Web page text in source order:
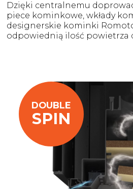
Dzięki centralnemu
piece kominkowe, wkłady
designerskie kominki
odpowiednią ilość powietrza
DOUBLE
SPIN